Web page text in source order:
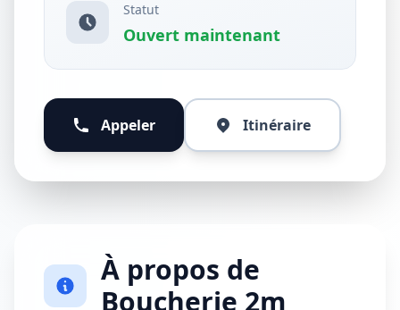
Statut
Ouvert maintenant
Appeler Itinéraire
À propos de
Boucherie 2m